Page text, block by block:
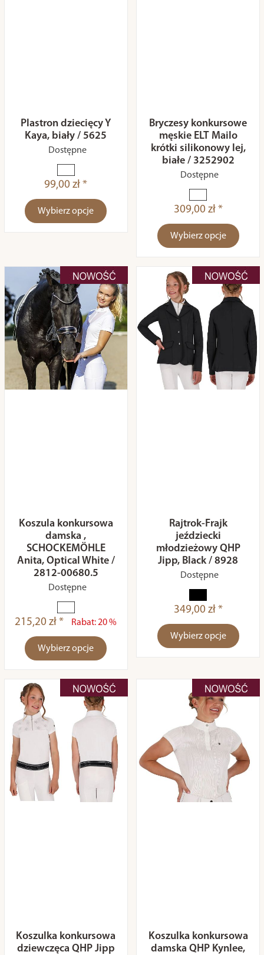
Plastron dziecięcy Y
Kaya, biały / 5625
Dostępne
99,00 zł *
Wybierz opcje
Bryczesy konkursowe
męskie ELT Mailo
krótki silikonowy lej,
białe / 3252902
Dostępne
309,00 zł *
Wybierz opcje
Koszula konkursowa
damska ,
SCHOCKEMÖHLE
Anita, Optical White /
2812-00680.5
Dostępne
215,20 zł * Rabat: 20 %
Wybierz opcje
Rajtrok-Frajk
jeździecki
młodzieżowy QHP
Jipp, Black / 8928
Dostępne
349,00 zł *
Wybierz opcje
Koszulka konkursowa
dziewczęca QHP Jipp
Koszulka konkursowa
damska QHP Kynlee,